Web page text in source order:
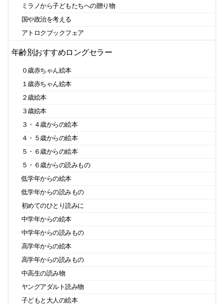
ミラノから子どもたちへの贈り物
国や政治を考える
アトロクブックフェア
年齢別おすすめロングセラー
０歳赤ちゃん絵本
１歳赤ちゃん絵本
２歳絵本
３歳絵本
３・４歳からの絵本
４・５歳からの絵本
５・６歳からの絵本
５・６歳からの読みもの
低学年からの絵本
低学年からの読みもの
初めてのひとり読みに
中学年からの絵本
中学年からの読みもの
高学年からの絵本
高学年からの読みもの
中高生の読み物
ヤングアダルト読み物
子どもと大人の絵本